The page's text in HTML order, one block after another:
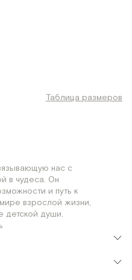
Таблица размеров
нас с
в чудеса. Он
и путь к
взрослой жизни,
детской души.